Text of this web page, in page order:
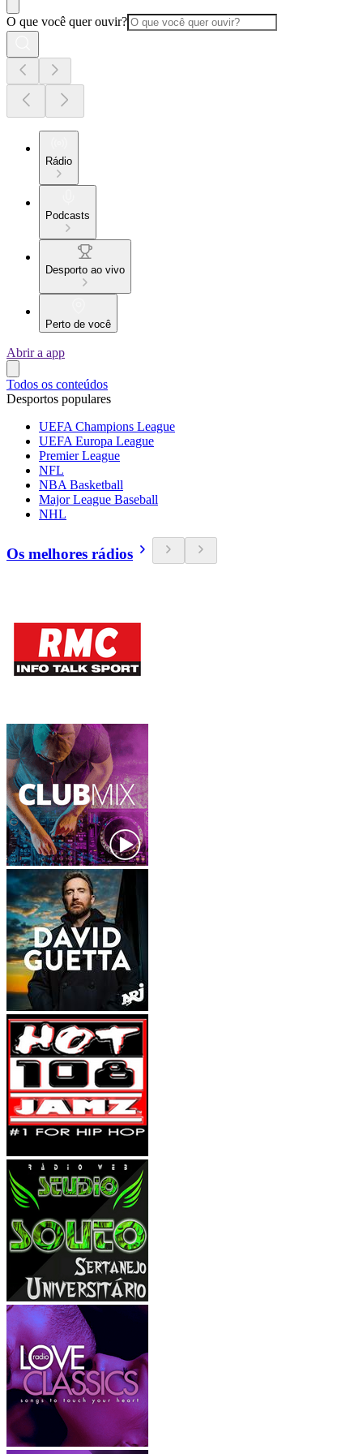
O que você quer ouvir?
Rádio
Podcasts
Desporto ao vivo
Perto de você
Abrir a app
Todos os conteúdos
Desportos populares
UEFA Champions League
UEFA Europa League
Premier League
NFL
NBA Basketball
Major League Baseball
NHL
Os melhores rádios